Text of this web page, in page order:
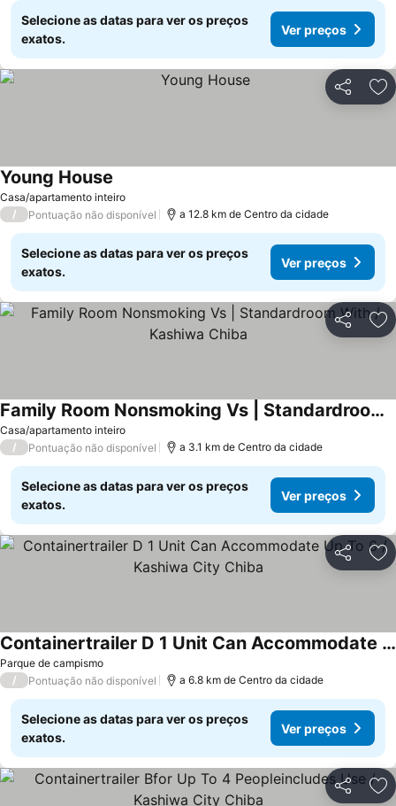
Selecione as datas para ver os preços
exatos.
Ver preços
Partilhar
Casa/apartamento inteiro
Young House
/ Pontuação não disponível a 12.8 km de Centro da cidade
Selecione as datas para ver os preços
exatos.
Ver preços
Partilhar
Casa/apartamento inteiro
Family Room Nonsmoking Vs | Standardroom With / Kashiwa Chiba
Ver preços
/ Pontuação não disponível a 3.1 km de Centro da cidade
Selecione as datas para ver os preços
exatos.
Ver preços
Partilhar
Parque de campismo
Containertrailer D 1 Unit Can Accommodate Up To 6 / Kashiwa City Chiba
Ver preços
/ Pontuação não disponível a 6.8 km de Centro da cidade
Selecione as datas para ver os preços
exatos.
Ver preços
Partilhar